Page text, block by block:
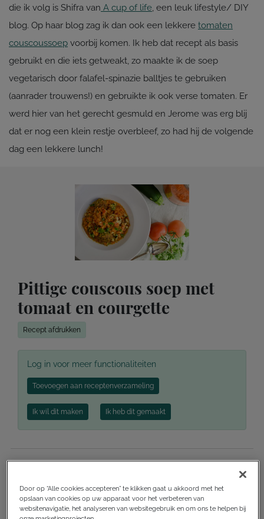
die ik volg is Shifra van A cup of life, een leuk lifestyle/ DIY
blog. Op haar blog zag ik dan ook een lekkere tomaten
couscoussoep voorbij komen. Ik heb dat recept als basis
gebruikt en die iets getweakt, zo maakte ik de soep
vegetarisch door falafel-spinazie balltjes te gebruiken
(aanrader trouwens!) en gebruikte ik ook verse tomaten. Er
werd hier van het gerecht gesmuld en Jerome was erg blij
dat er nog een klein restje overbleef, zo had hij de volgende
dag een lekkere lunch!
Pittige couscous soep met
tomaat en courgette
Recept afdrukken
Log in voor meer functionaliteiten
Toevoegen aan receptenverzameling
Ik wil dit maken Ik heb dit gemaakt
Kooktijd 20 minuten
Door op “Alle cookies accepteren” te klikken gaat u akkoord met het
opslaan van cookies op uw apparaat voor het verbeteren van
websitenavigatie, het analyseren van websitegebruik en om ons te helpen bij